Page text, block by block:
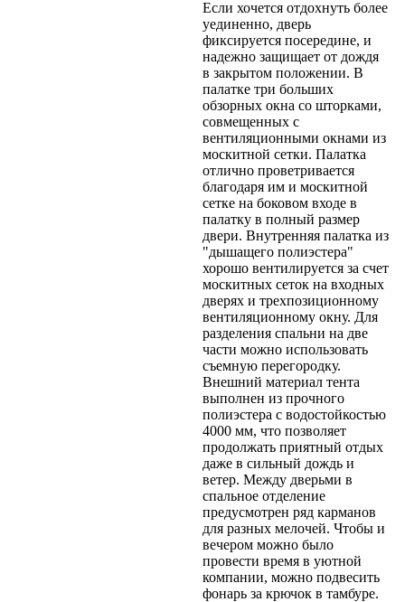
Если хочется отдохнуть более
уединенно, дверь
фиксируется посередине, и
надежно защищает от дождя
в закрытом положении. В
палатке три больших
обзорных окна со шторками,
совмещенных с
вентиляционными окнами из
москитной сетки. Палатка
отлично проветривается
благодаря им и москитной
сетке на боковом входе в
палатку в полный размер
двери. Внутренняя палатка из
"дышащего полиэстера"
хорошо вентилируется за счет
москитных сеток на входных
дверях и трехпозиционному
вентиляционному окну. Для
разделения спальни на две
части можно использовать
съемную перегородку.
Внешний материал тента
выполнен из прочного
полиэстера с водостойкостью
4000 мм, что позволяет
продолжать приятный отдых
даже в сильный дождь и
ветер. Между дверьми в
спальное отделение
предусмотрен ряд карманов
для разных мелочей. Чтобы и
вечером можно было
провести время в уютной
компании, можно подвесить
фонарь за крючок в тамбуре.